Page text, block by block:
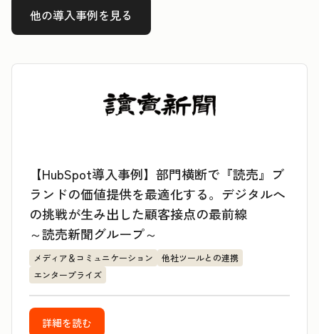
他の導入事例を見る
【HubSpot導入事例】部門横断で『読売』ブ
ランドの価値提供を最適化する。デジタルへ
の挑戦が生み出した顧客接点の最前線
～読売新聞グループ～
メディア＆コミュニケーション
他社ツールとの連携
エンタープライズ
詳細を読む